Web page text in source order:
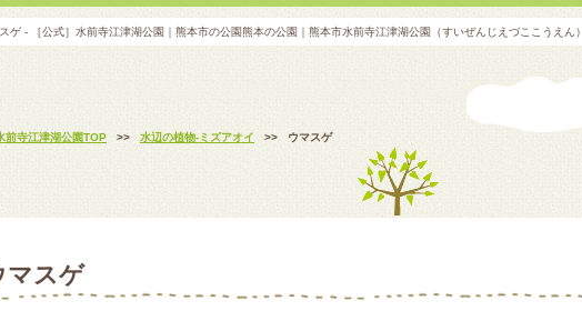
ゲ - ［公式］水前寺江津湖公園｜熊本市の公園熊本の公園｜熊本市水前寺江津湖公園（すいぜんじえづここうえん）
前寺江津湖公園TOP >> 水辺の植物-ミズアオイ >> ウマスゲ
マスゲ